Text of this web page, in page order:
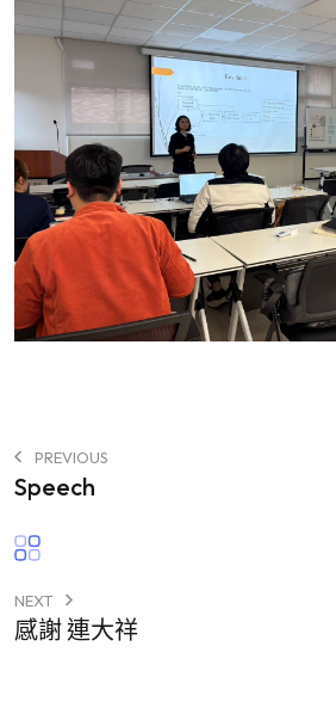
PREVIOUS
Speech
NEXT
感謝 連大祥